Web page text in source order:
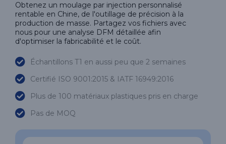
Obtenez un moulage par injection personnalisé
rentable en Chine, de l'outillage de précision à la
production de masse. Partagez vos fichiers avec
nous pour une analyse DFM détaillée afin
d'optimiser la fabricabilité et le coût.
Échantillons T1 en aussi peu que 2 semaines
Certifié ISO 9001:2015 & IATF 16949:2016
Plus de 100 matériaux plastiques pris en charge
Pas de MOQ